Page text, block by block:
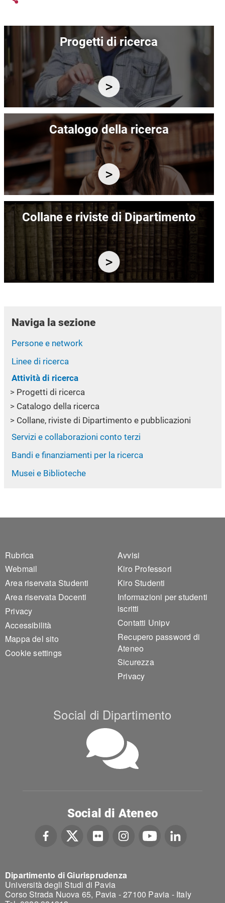
Progetti di ricerca
Immagine
Catalogo della ricerca
Immagine
Collane e riviste di Dipartimento
Naviga la sezione
Persone e network
Linee di ricerca
Attività di ricerca
Progetti di ricerca
Catalogo della ricerca
Collane, riviste di Dipartimento e pubblicazioni
Servizi e collaborazioni conto terzi
Bandi e finanziamenti per la ricerca
Musei e Biblioteche
Footer 1
Rubrica
Webmail
Area riservata Studenti
Area riservata Docenti
Privacy
Accessibilità
Mappa del sito
Cookie settings
Footer 2
Avvisi
Kiro Professori
Kiro Studenti
Informazioni per studenti
iscritti
Contatti Unipv
Recupero password di
Ateneo
Sicurezza
Privacy
Social di Dipartimento
Dipartimento di Giurisprudenza
Università degli Studi di Pavia
Corso Strada Nuova 65, Pavia - 27100 Pavia - Italy
Social di Ateneo